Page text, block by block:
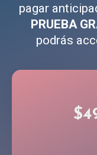
pagar
PRUEBA
podrás